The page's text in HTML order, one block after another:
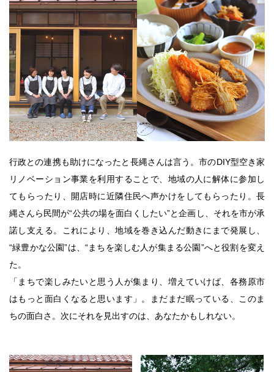
行政との連携も助けになったと長縄さんは言う。市のDIY型空き家
リノベーション事業を利用することで、地域の人に解体に参加し
てもらったり、開店時に近隣住民へ声かけをしてもらったり。長
縄さんら民間が“公共の場を面白くしたい”と企画し、それを市が承
諾し支える。これにより、地域を巻き込んだ動きにまで発展し、
“緑豊かな公園”は、“まちを楽しむ人が集まる公園”へと役割を変え
た。
「まちで楽しみたいと思う人が集まり、増えていけば、各務原市
はもっと面白くなると思います」。まだまだ眠っている、このま
ちの面白さ。次にそれを見出すのは、あなたかもしれない。